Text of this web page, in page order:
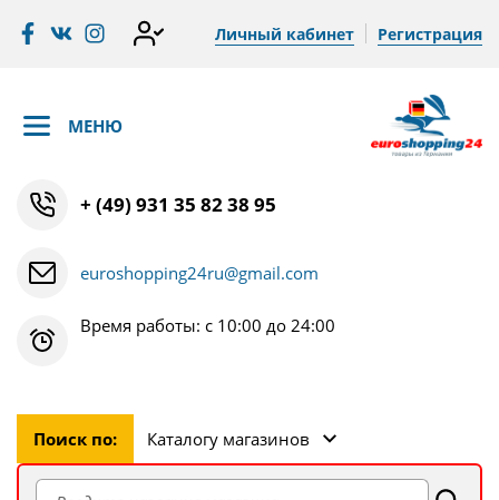
Личный кабинет Регистрация
МЕНЮ
+ (49) 931 35 82 38 95
euroshopping24ru@gmail.com
Время работы: с 10:00 до 24:00
Поиск по: Каталогу магазинов